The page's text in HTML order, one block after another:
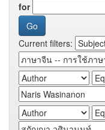
for
Current filters: